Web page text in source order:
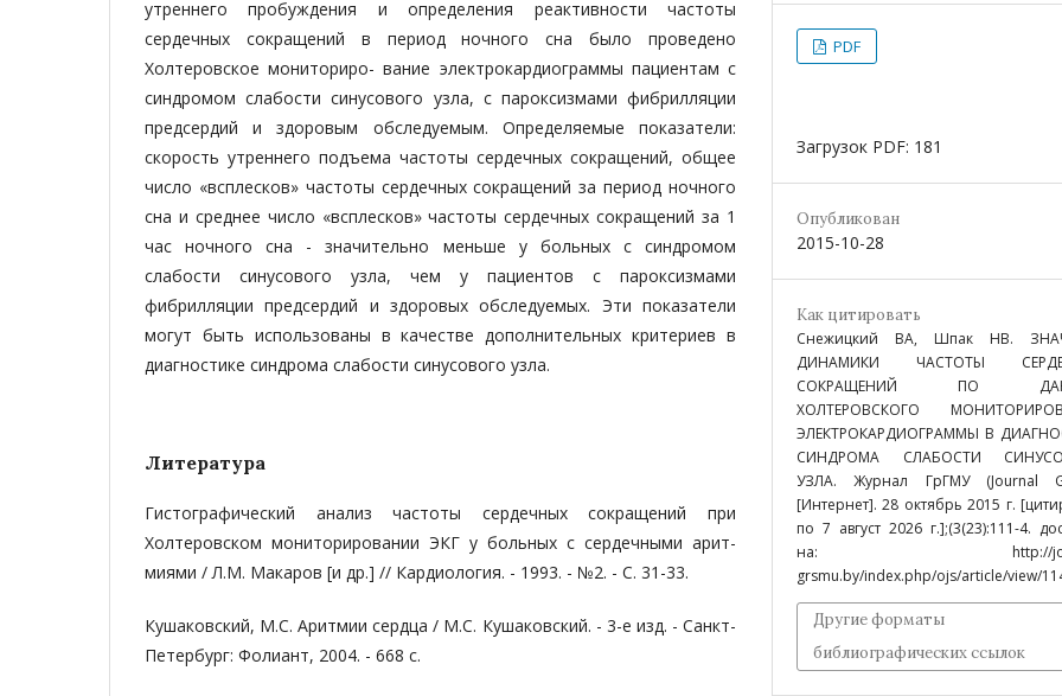
утреннего пробуждения и определения реактивности частоты
сердечных сокращений в период ночного сна было проведено
Холтеровское мониториро- вание электрокардиограммы пациентам с
синдромом слабости синусового узла, с пароксизмами фибрилляции
предсердий и здоровым обследуемым. Определяемые показатели:
скорость утреннего подъема частоты сердеч­ных сокращений, общее
число «всплесков» частоты сердечных сокращений за период ночного
сна и среднее число «всплесков» частоты сердечных сокращений за 1
час ночного сна - значительно меньше у больных с синдромом
слабости синусового узла, чем у пациентов с пароксизмами
фибрилляции предсердий и здоровых обследуемых. Эти показатели
могут быть использованы в качестве дополнительных критериев в
диагностике синдрома слабости синусового узла.
Литература
Гистографический анализ частоты сердечных сокращений при
Холтеровском мониторировании ЭКГ у больных с сердечными арит­
миями / Л.М. Макаров [и др.] // Кардиология. - 1993. - №2. - С. 31-33.
Кушаковский, М.С. Аритмии сердца / М.С. Кушаковский. - 3-е изд. - Санкт-
Петербург: Фолиант, 2004. - 668 с.
PDF
Загрузок PDF: 181
Опубликован
2015-10-28
Как цитировать
Снежицкий ВА, Шпак НВ.
ДИНАМИКИ ЧАСТОТЫ
СОКРАЩЕНИЙ ПО
ХОЛТЕРОВСКОГО
ЭЛЕКТРОКАРДИОГРАММЫ В
СИНДРОМА СЛАБОСТИ
УЗЛА. Журнал ГрГМУ (Journal
[Интернет]. 28 октябрь 2015 г.
по 7 август 2026 г.];(3(23):111-4.
на: http://
grsmu.by/index.php/ojs/article/view/
Другие форматы
библиографических ссылок